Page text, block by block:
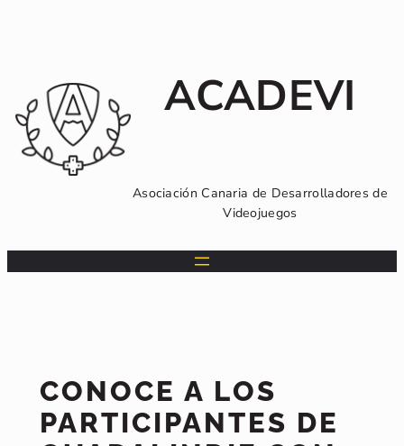
ACADEVI
Asociación Canaria de Desarrolladores de
Videojuegos
CONOCE A LOS
PARTICIPANTES DE